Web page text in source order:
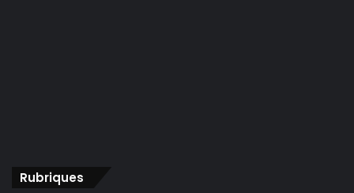
Rubriques